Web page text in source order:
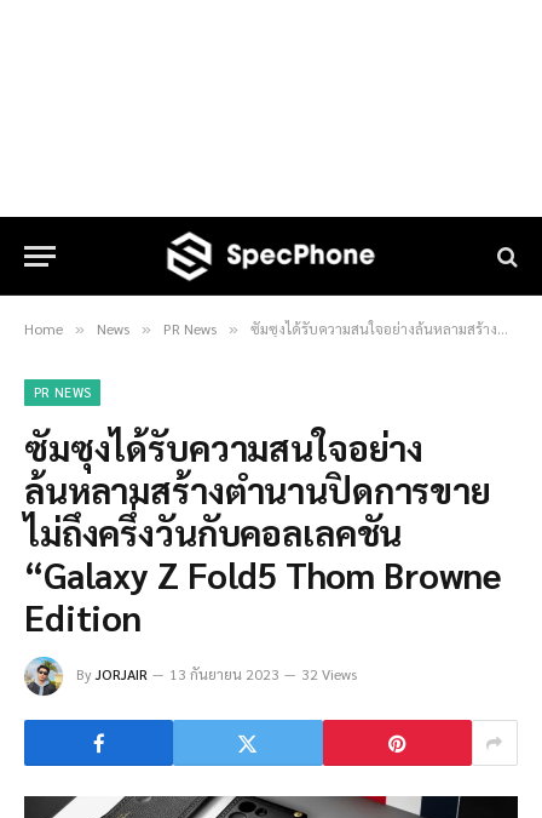
Home » News » PR News » ซัมซุงได้รับความสนใจอย่างล้นหลามสร้างตำนานปิดการขายไม่ถึงครึ่งวันกับคอลเลคชัน “Galaxy Z Fold5 Thom Browne Edition
PR NEWS
ซัมซุงได้รับความสนใจอย่าง
ล้นหลามสร้างตำนานปิดการขาย
ไม่ถึงครึ่งวันกับคอลเลคชัน
“Galaxy Z Fold5 Thom Browne
Edition
ByJORJAIR 13 กันยายน 2023 32 Views